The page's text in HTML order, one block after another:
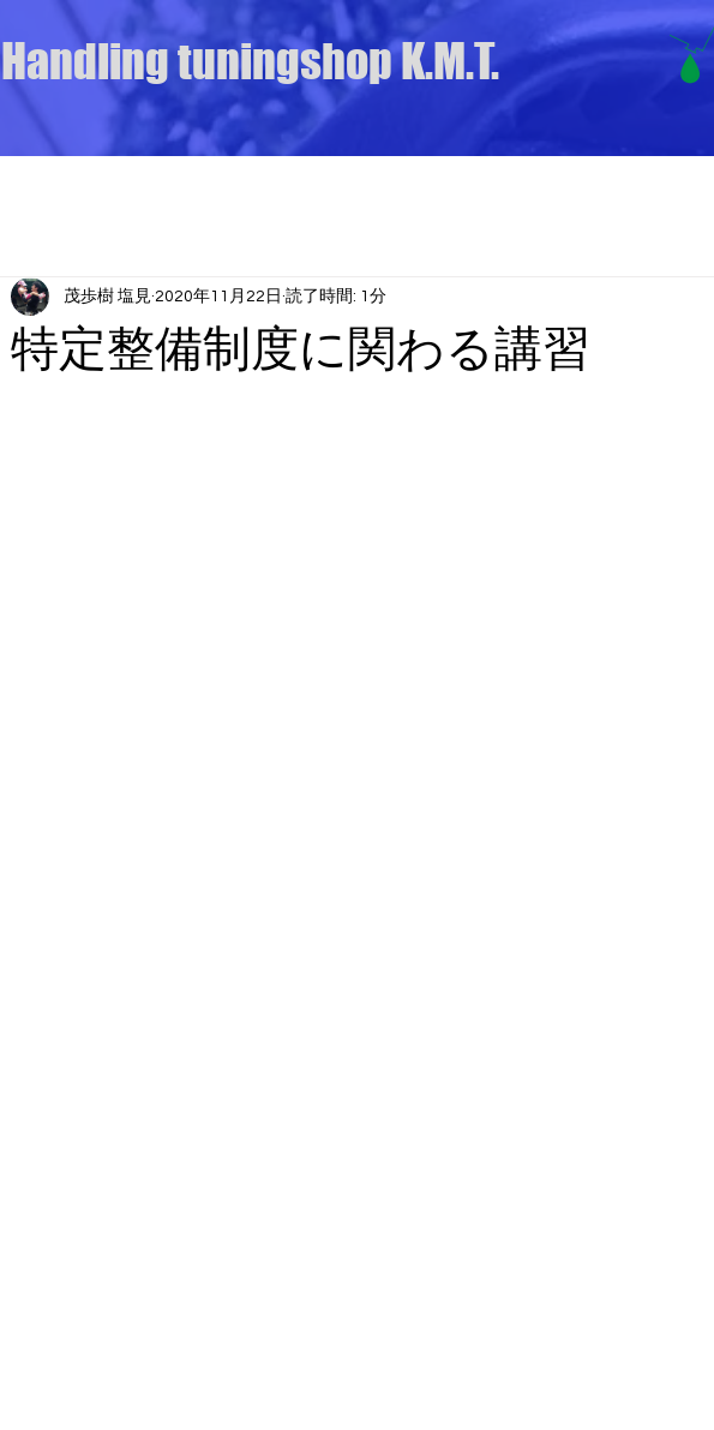
Handling tuningshop K.M.T.
特定整備制度に関わる講習
茂歩樹 塩見 2020年11月22日 読了時間: 1分